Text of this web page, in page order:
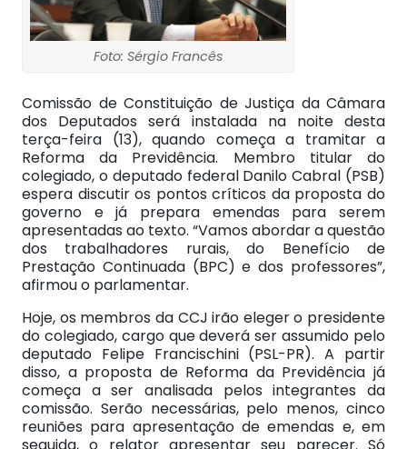
Foto: Sérgio Francês
Comissão de Constituição de Justiça da Câmara
dos Deputados será instalada na noite desta
terça-feira (13), quando começa a tramitar a
Reforma da Previdência. Membro titular do
colegiado, o deputado federal Danilo Cabral (PSB)
espera discutir os pontos críticos da proposta do
governo e já prepara emendas para serem
apresentadas ao texto. “Vamos abordar a questão
dos trabalhadores rurais, do Benefício de
Prestação Continuada (BPC) e dos professores”,
afirmou o parlamentar.
Hoje, os membros da CCJ irão eleger o presidente
do colegiado, cargo que deverá ser assumido pelo
deputado Felipe Francischini (PSL-PR). A partir
disso, a proposta de Reforma da Previdência já
começa a ser analisada pelos integrantes da
comissão. Serão necessárias, pelo menos, cinco
reuniões para apresentação de emendas e, em
seguida, o relator apresentar seu parecer. Só